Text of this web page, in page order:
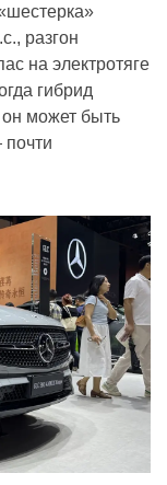
разгон
на электротяге
гибрид
может быть